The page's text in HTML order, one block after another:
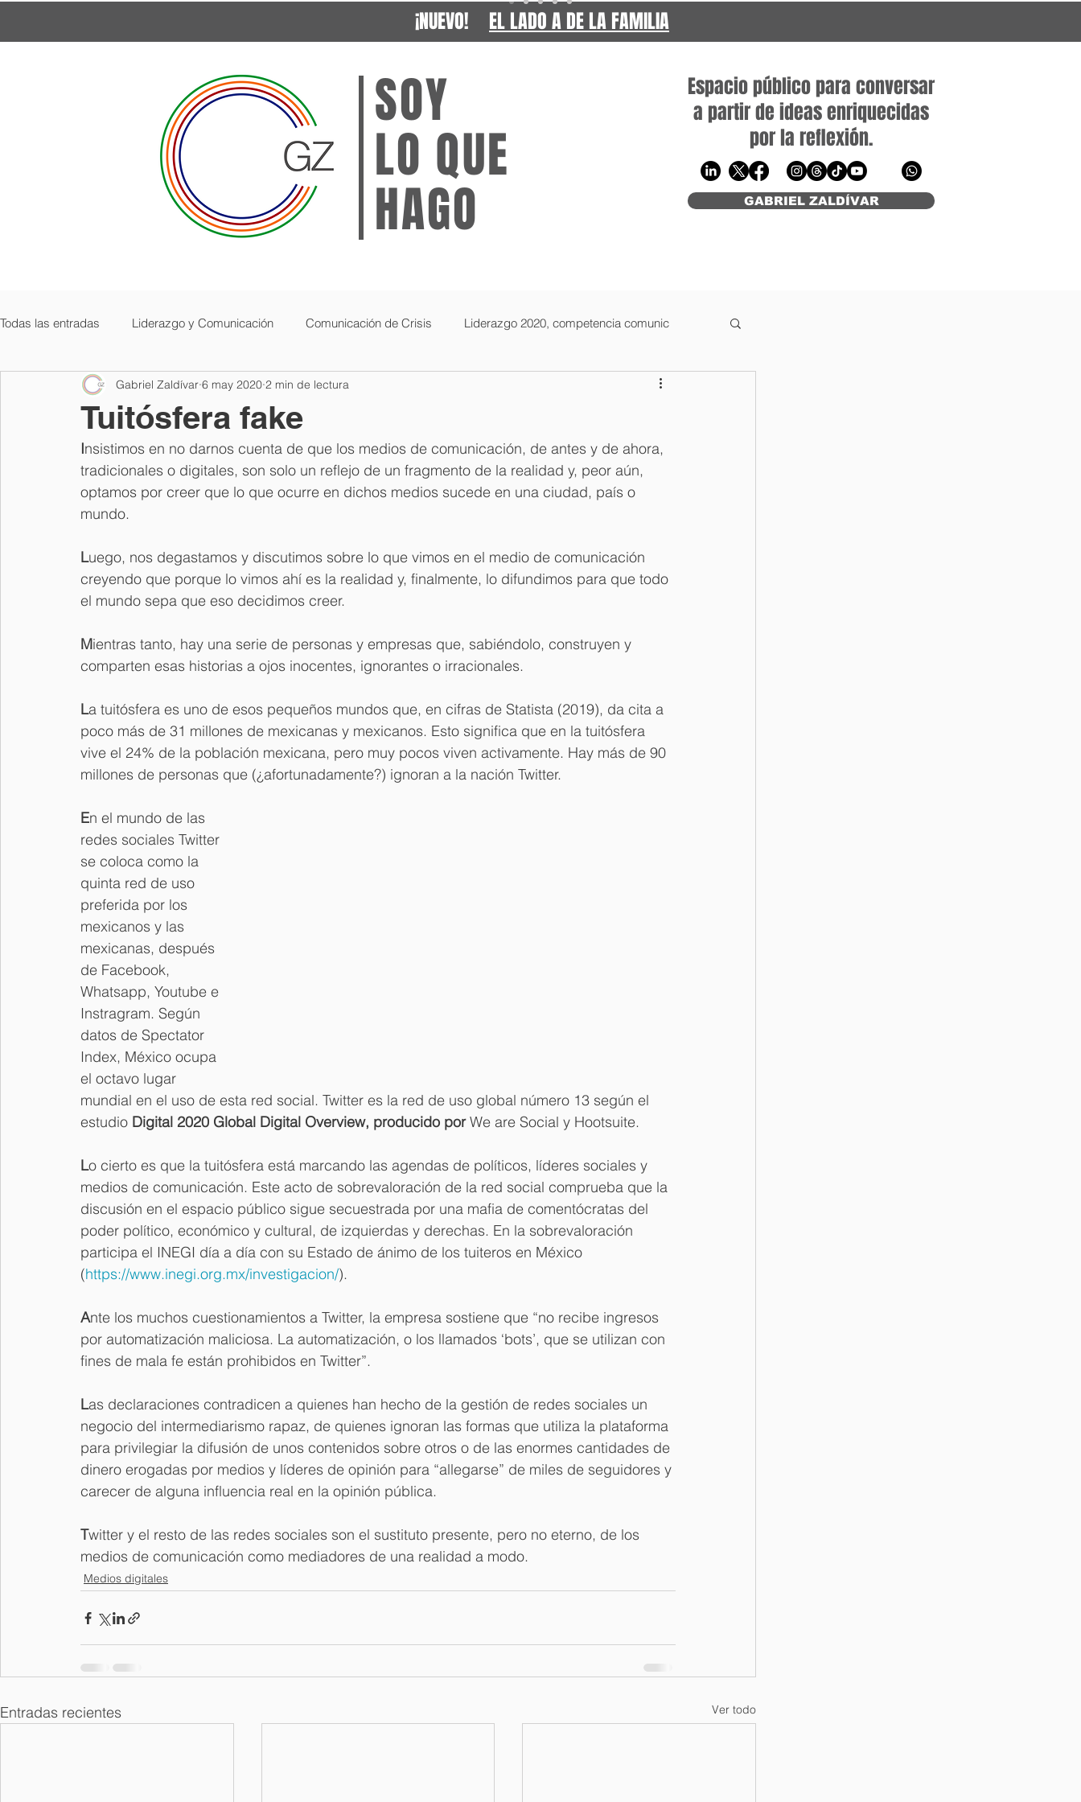
¡NUEVO! EL LADO A DE LA FAMILIA
gabrielzaldivar@gzcomunicacion.mx
SOY
LO QUE
HAGO
Espacio público para conversar
a partir de ideas enriquecidas
por la reflexión.
GABRIEL ZALDÍVAR
Todas las entradas Liderazgo y Comunicación Comunicación de Crisis Liderazgo 2020, competencia comunic
Elecciones 2018 Comunicación y motivación Corrupción
Formación en humanidades Plan de comunicación para emprendim Un delincuente en el TEC
Diseño de imagen ejecutiva
Política internacional Política Ficción Religión y Poder Política nacional Medios digitales
Cultura popular Elecciones 2021 Comunicación política Orgullo LGBT Masculinidades
Tuitósfera fake
Gabriel Zaldívar 6 may 2020 2 min de lectura
Insistimos en no darnos cuenta de que los medios de comunicación, de antes y de ahora,
tradicionales o digitales, son solo un reflejo de un fragmento de la realidad y, peor aún,
optamos por creer que lo que ocurre en dichos medios sucede en una ciudad, país o
mundo.
Luego, nos degastamos y discutimos sobre lo que vimos en el medio de comunicación
creyendo que porque lo vimos ahí es la realidad y, finalmente, lo difundimos para que todo
el mundo sepa que eso decidimos creer.
Mientras tanto, hay una serie de personas y empresas que, sabiéndolo, construyen y
comparten esas historias a ojos inocentes, ignorantes o irracionales.
La tuitósfera es uno de esos pequeños mundos que, en cifras de Statista (2019), da cita a
poco más de 31 millones de mexicanas y mexicanos. Esto significa que en la tuitósfera
vive el 24% de la población mexicana, pero muy pocos viven activamente. Hay más de 90
millones de personas que (¿afortunadamente?) ignoran a la nación Twitter.
En el mundo de las
redes sociales Twitter
se coloca como la
quinta red de uso
preferida por los
mexicanos y las
mexicanas, después
de Facebook,
Whatsapp, Youtube e
Instragram. Según
datos de Spectator
Index, México ocupa
el octavo lugar
mundial en el uso de esta red social. Twitter es la red de uso global número 13 según el
estudio Digital 2020 Global Digital Overview, producido por We are Social y Hootsuite.
Lo cierto es que la tuitósfera está marcando las agendas de políticos, líderes sociales y
medios de comunicación. Este acto de sobrevaloración de la red social comprueba que la
discusión en el espacio público sigue secuestrada por una mafia de comentócratas del
poder político, económico y cultural, de izquierdas y derechas. En la sobrevaloración
participa el INEGI día a día con su Estado de ánimo de los tuiteros en México
(https://www.inegi.org.mx/investigacion/).
Ante los muchos cuestionamientos a Twitter, la empresa sostiene que “no recibe ingresos
por automatización maliciosa. La automatización, o los llamados ‘bots’, que se utilizan con
fines de mala fe están prohibidos en Twitter”.
Las declaraciones contradicen a quienes han hecho de la gestión de redes sociales un
negocio del intermediarismo rapaz, de quienes ignoran las formas que utiliza la plataforma
para privilegiar la difusión de unos contenidos sobre otros o de las enormes cantidades de
dinero erogadas por medios y líderes de opinión para “allegarse” de miles de seguidores y
carecer de alguna influencia real en la opinión pública.
Twitter y el resto de las redes sociales son el sustituto presente, pero no eterno, de los
medios de comunicación como mediadores de una realidad a modo.
Medios digitales
Entradas recientes Ver todo